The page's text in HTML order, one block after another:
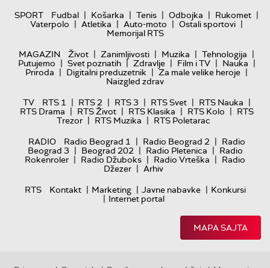
SPORT
Fudbal | Košarka | Tenis | Odbojka | Rukomet |
Vaterpolo | Atletika | Auto-moto | Ostali sportovi |
Memorijal RTS
MAGAZIN
Život | Zanimljivosti | Muzika | Tehnologija |
Putujemo | Svet poznatih | Zdravlje | Film i TV | Nauka |
Priroda | Digitalni preduzetnik | Za male velike heroje |
Naizgled zdrav
TV
RTS 1 | RTS 2 | RTS 3 | RTS Svet | RTS Nauka |
RTS Drama | RTS Život | RTS Klasika | RTS Kolo | RTS
Trezor | RTS Muzika | RTS Poletarac
RADIO
Radio Beograd 1 | Radio Beograd 2 | Radio
Beograd 3 | Beograd 202 | Radio Pletenica | Radio
Rokenroler | Radio Džuboks | Radio Vrteška | Radio
Džezer | Arhiv
RTS
Kontakt | Marketing | Javne nabavke | Konkursi
| Internet portal
MAPA SAJTA